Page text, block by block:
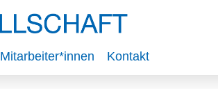
Mitarbeiter*innen Kontakt